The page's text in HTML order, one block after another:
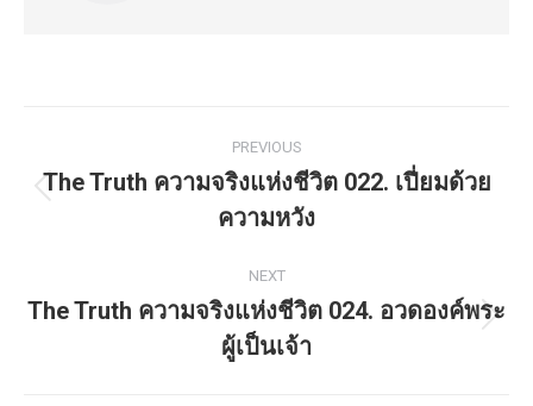
navigation
PREVIOUS
post:
The Truth ความจริงแห่งชีวิต 022. เปี่ยมด้วย
ความหวัง
NEXT
Next
post:
The Truth ความจริงแห่งชีวิต 024. อวดองค์พระ
ผู้เป็นเจ้า